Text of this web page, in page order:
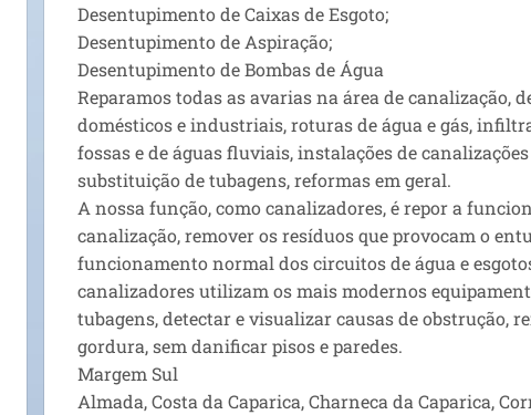
Desentupimento de Caixas de Esgoto;
Desentupimento de Aspiração;
Desentupimento de Bombas de Água
Reparamos todas as avarias na área de canalização,
domésticos e industriais, roturas de água e gás,
fossas e de águas fluviais, instalações de canalizações
substituição de tubagens, reformas em geral.
A nossa função, como canalizadores, é repor a
canalização, remover os resíduos que provocam o
funcionamento normal dos circuitos de água e
canalizadores utilizam os mais modernos
tubagens, detectar e visualizar causas de obstrução,
gordura, sem danificar pisos e paredes.
Margem Sul
Almada, Costa da Caparica, Charneca da Caparica,